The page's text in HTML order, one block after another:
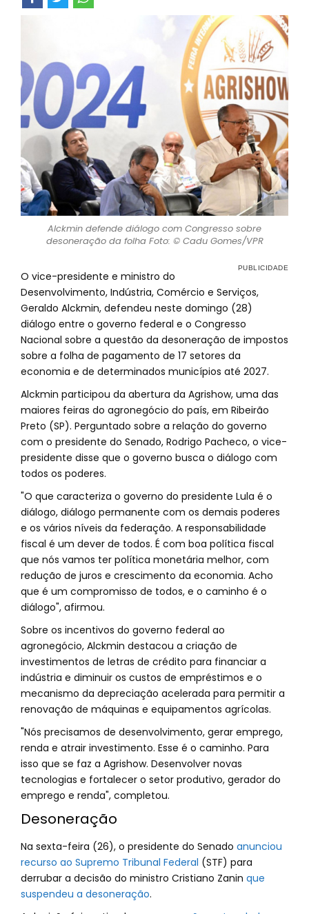
Alckmin defende diálogo com Congresso sobre
desoneração da folha Foto: © Cadu Gomes/VPR
O vice-presidente e ministro do
Desenvolvimento, Indústria, Comércio e Serviços,
Geraldo Alckmin, defendeu neste domingo (28)
diálogo entre o governo federal e o Congresso
Nacional sobre a questão da desoneração de impostos
sobre a folha de pagamento de 17 setores da
economia e de determinados municípios até 2027.
Alckmin participou da abertura da Agrishow, uma das
maiores feiras do agronegócio do país, em Ribeirão
Preto (SP). Perguntado sobre a relação do governo
com o presidente do Senado, Rodrigo Pacheco, o vice-
presidente disse que o governo busca o diálogo com
todos os poderes.
"O que caracteriza o governo do presidente Lula é o
diálogo, diálogo permanente com os demais poderes
e os vários níveis da federação. A responsabilidade
fiscal é um dever de todos. É com boa política fiscal
que nós vamos ter política monetária melhor, com
redução de juros e crescimento da economia. Acho
que é um compromisso de todos, e o caminho é o
diálogo", afirmou.
Sobre os incentivos do governo federal ao
agronegócio, Alckmin destacou a criação de
investimentos de letras de crédito para financiar a
indústria e diminuir os custos de empréstimos e o
mecanismo da depreciação acelerada para permitir a
renovação de máquinas e equipamentos agrícolas.
"Nós precisamos de desenvolvimento, gerar emprego,
renda e atrair investimento. Esse é o caminho. Para
isso que se faz a Agrishow. Desenvolver novas
tecnologias e fortalecer o setor produtivo, gerador do
emprego e renda", completou.
Desoneração
Na sexta-feira (26), o presidente do Senado anunciou
recurso ao Supremo Tribunal Federal (STF) para
derrubar a decisão do ministro Cristiano Zanin que
suspendeu a desoneração.